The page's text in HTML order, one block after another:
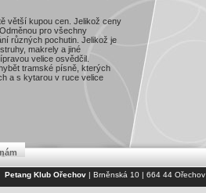
větší kupou cen. Jelikož ceny
pro všechny
různých pochutin. Jelikož je
makrely a jiné
velice osvědčil.
tramské písně, kterých
a s kytarou v ruce velice
Petang Klub Ořechov | Brněnská 10 | 664 44 Ořechov